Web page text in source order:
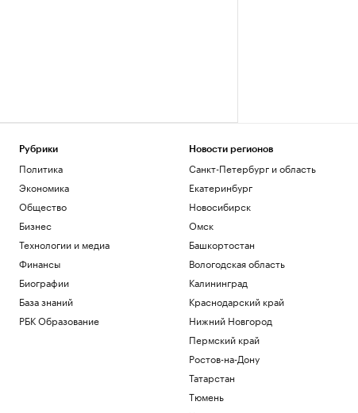
Рубрики
Политика
Экономика
Общество
Бизнес
Технологии и медиа
Финансы
Биографии
База знаний
РБК Образование
Новости регионов
Санкт-Петербург и область
Екатеринбург
Новосибирск
Омск
Башкортостан
Вологодская область
Калининград
Краснодарский край
Нижний Новгород
Пермский край
Ростов-на-Дону
Татарстан
Тюмень